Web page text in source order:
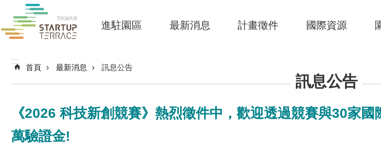
跳到主要內容區塊
進駐園區 最新消息 計畫徵件 國際資源
:::
首頁 最新消息 訊息公告
訊息公告
《2026 科技新創競賽》熱烈徵件中，歡迎透過競賽與30家
萬驗證金!